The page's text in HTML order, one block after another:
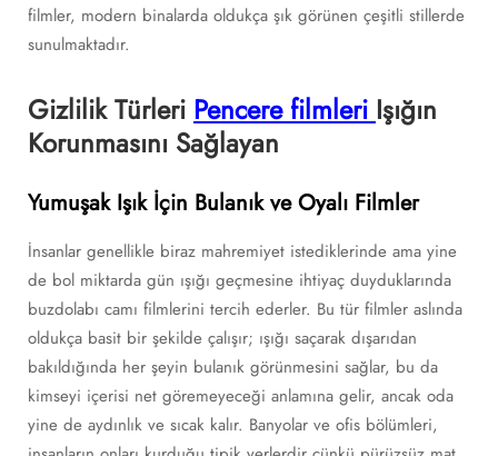
filmler, modern binalarda oldukça şık görünen çeşitli stillerde
sunulmaktadır.
Gizlilik Türleri Pencere filmleri Işığın
Korunmasını Sağlayan
Yumuşak Işık İçin Bulanık ve Oyalı Filmler
İnsanlar genellikle biraz mahremiyet istediklerinde ama yine
de bol miktarda gün ışığı geçmesine ihtiyaç duyduklarında
buzdolabı camı filmlerini tercih ederler. Bu tür filmler aslında
oldukça basit bir şekilde çalışır; ışığı saçarak dışarıdan
bakıldığında her şeyin bulanık görünmesini sağlar, bu da
kimseyi içerisi net göremeyeceği anlamına gelir, ancak oda
yine de aydınlık ve sıcak kalır. Banyolar ve ofis bölümleri,